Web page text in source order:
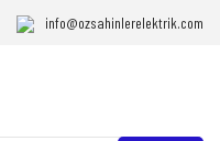
info@ozsahinlerelektrik.com